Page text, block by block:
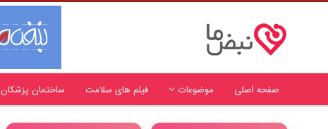
صفحه اصلی موضوعات فیلم های سلامت ساختمان پزشکان